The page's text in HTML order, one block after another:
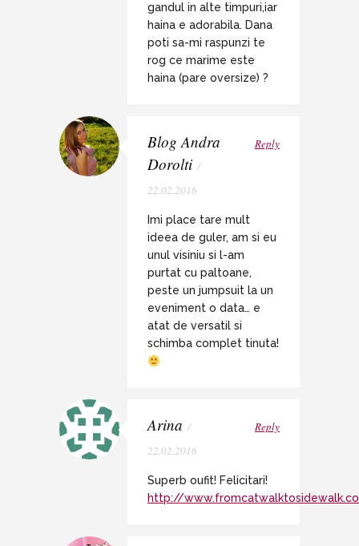
gandul in alte timpuri,iar
haina e adorabila. Dana
poti sa-mi raspunzi te
rog ce marime este
haina (pare oversize) ?
Blog Andra
Dorolti /
22.02.2016
Reply
Imi place tare mult
ideea de guler, am si eu
unul visiniu si l-am
purtat cu paltoane,
peste un jumpsuit la un
eveniment o data… e
atat de versatil si
schimba complet tinuta!
Arina /
22.02.2016
Reply
Superb oufit! Felicitari!
http://